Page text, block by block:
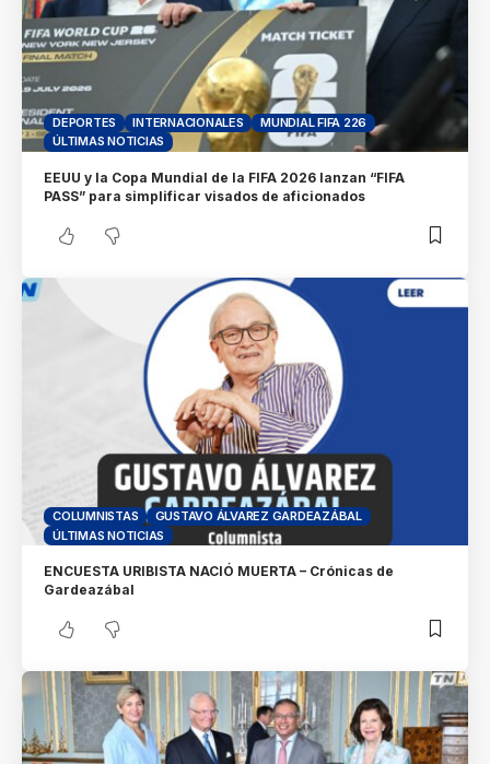
DEPORTES INTERNACIONALES
MUNDIAL FIFA 226
ÚLTIMAS NOTICIAS
EEUU y la Copa Mundial de la FIFA 2026 lanzan “FIFA
PASS” para simplificar visados de aficionados
COLUMNISTAS
GUSTAVO ÁLVAREZ GARDEAZÁBAL
ÚLTIMAS NOTICIAS
ENCUESTA URIBISTA NACIÓ MUERTA – Crónicas de
Gardeazábal